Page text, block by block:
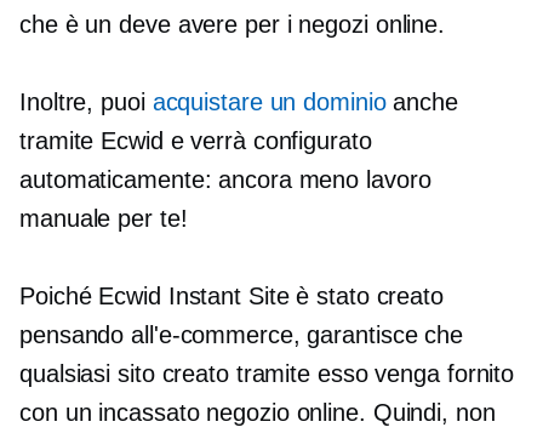
che è undeve avere per i negozi online.
Inoltre, puoi acquistare un dominioanche
tramite Ecwid e verrà configurato
automaticamente: ancora meno lavoro
manuale per te!
Poiché Ecwid Instant Site è stato creato
pensando all'e-commerce, garantisce che
qualsiasi sito creato tramite esso venga fornito
con un incassatonegozio online. Quindi, non